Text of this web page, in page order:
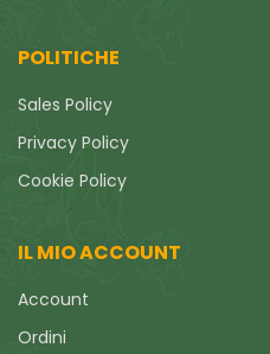
POLITICHE
Sales Policy
Privacy Policy
Cookie Policy
IL MIO ACCOUNT
Account
Ordini